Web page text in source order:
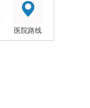
医院路线